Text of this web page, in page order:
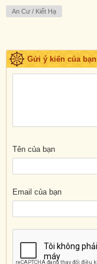
An Cư / Kiết Hạ
Gửi ý kiến của bạn
Tên của bạn
Email của bạn